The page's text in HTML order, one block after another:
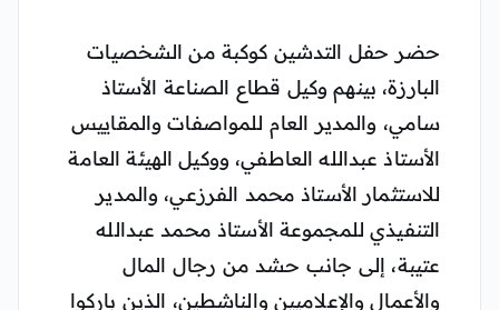
حضر حفل التدشين كوكبة من الشخصيات
البارزة، بينهم وكيل قطاع الصناعة الأستاذ
سامي، والمدير العام للمواصفات والمقاييس
الأستاذ عبدالله العاطفي، ووكيل الهيئة العامة
للاستثمار الأستاذ محمد الفرزعي، والمدير
التنفيذي للمجموعة الأستاذ محمد عبدالله
عتيبة، إلى جانب حشد من رجال المال
والأعمال والإعلاميين والناشطين، الذين باركوا